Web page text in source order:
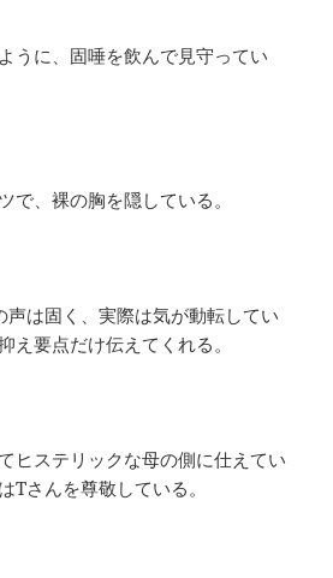
うに、固唾を飲んで見守ってい
で、裸の胸を隠している。
声は固く、実際は気が動転してい
え要点だけ伝えてくれる。
ヒステリックな母の側に仕えてい
Tさんを尊敬している。